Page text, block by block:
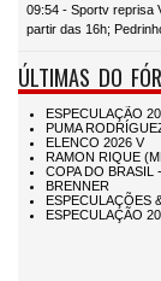
09:54 - Sportv reprisa
partir das 16h;
ÚLTIMAS DO